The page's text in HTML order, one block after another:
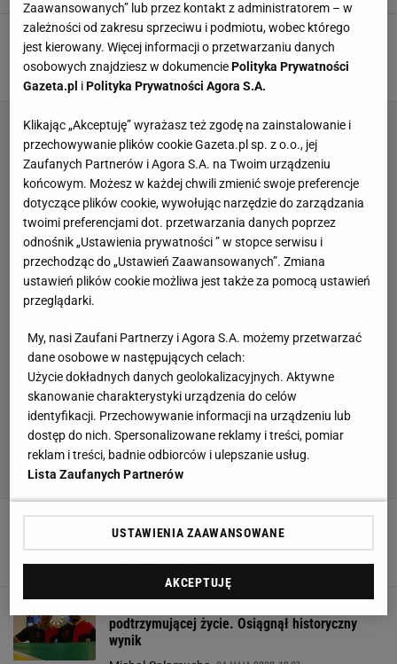
Wypadek na S8. Reprezentant Polski jest w
stanie krytycznym
Hubert Pawlik, 14 CZERWCA 2025, 16:56
Przełom! Bramkarz PSG wybudzony ze
śpiączki. Żona ujawnia najnowsze wieści
Agnieszka Piskorz,19 CZERWCA 2023, 16:47
podtrzymującej życie. Osiągnął historyczny
wynik
Zaawansowanych” lub przez kontakt z administratorem – w
zależności od zakresu sprzeciwu i podmiotu, wobec którego
jest kierowany. Więcej informacji o przetwarzaniu danych
osobowych znajdziesz w dokumenciePolityka Prywatności
Gazeta.pl iPolityka Prywatności Agora S.A.
Klikając „Akceptuję” wyrażasz też zgodę na zainstalowanie i
przechowywanie plików cookie Gazeta.pl sp. z o.o., jej
Zaufanych Partnerów i Agora S.A. na Twoim urządzeniu
końcowym. Możesz w każdej chwili zmienić swoje preferencje
dotyczące plików cookie, wywołując narzędzie do zarządzania
twoimi preferencjami dot. przetwarzania danych poprzez
odnośnik „Ustawienia prywatności ” w stopce serwisu i
przechodząc do „Ustawień Zaawansowanych”. Zmiana
ustawień plików cookie możliwa jest także za pomocą ustawień
przeglądarki.
My, nasi Zaufani Partnerzy i Agora S.A. możemy przetwarzać
dane osobowe w następujących celach:
Użycie dokładnych danych geolokalizacyjnych. Aktywne
skanowanie charakterystyki urządzenia do celów
identyfikacji. Przechowywanie informacji na urządzeniu lub
dostęp do nich. Spersonalizowane reklamy i treści, pomiar
reklam i treści, badnie odbiorców i ulepszanie usług.
Lista Zaufanych Partnerów
USTAWIENIA ZAAWANSOWANE
AKCEPTUJĘ